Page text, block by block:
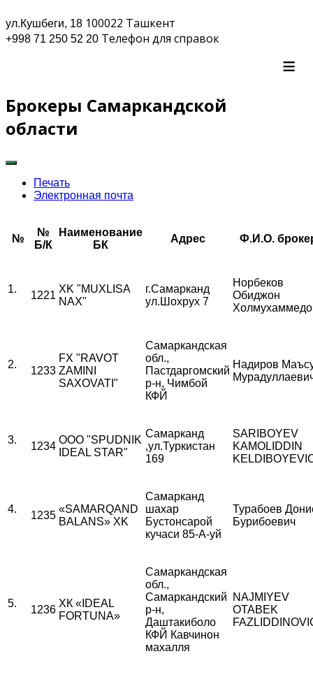
ул.Кушбеги, 18 100022 Ташкент
+998 71 250 52 20 Телефон для cправок
≡
Брокеры Самаркандской
области
Печать
Электронная почта
№
№
Б/К
Наименование
БК
Адрес Ф.И.О.
1.
1221
XK "MUXLISA
NAX"
г.Самарканд
ул.Шохрух 7
Норбеков
Обиджон
2.
1233
FX "RAVOT
ZAMINI
SAXOVATI"
Самаркандская
обл.,
Пастдаргомский
р-н, Чимбой
КФЙ
Надиров
3.
1234
ООО "SPUDNIK
IDEAL STAR"
Самарканд
,ул.Туркистан
169
SARIBOYEV
KAMOLIDDIN
4.
1235
«SAMARQAND
BALANS» XK
Самарканд
шахар
Бустонсарой
кучаси 85-А-уй
Турабоев
Бурибоевич
5.
1236
ХК «IDEAL
FORTUNA»
Самаркандская
обл.,
Самаркандский
р-н,
Даштакиболо
КФЙ Кавчинон
махалля
NAJMIYEV
OTABEK